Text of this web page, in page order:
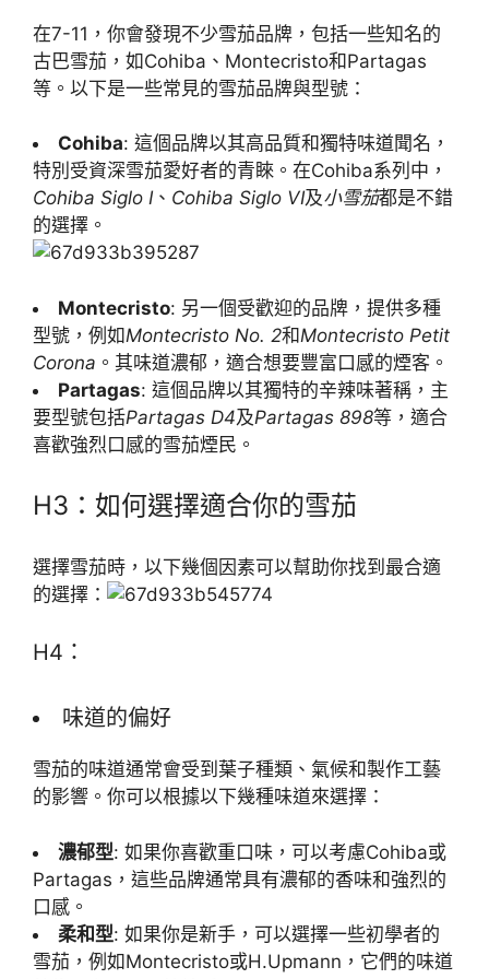
在7-11，你會發現不少雪茄品牌，包括一些知名的
古巴雪茄，如Cohiba、Montecristo和Partagas
等。以下是一些常見的雪茄品牌與型號：
Cohiba: 這個品牌以其高品質和獨特味道聞名，
特別受資深雪茄愛好者的青睞。在Cohiba系列中，
Cohiba Siglo I、 Cohiba Siglo VI及小雪茄都是不錯
的選擇。
Montecristo: 另一個受歡迎的品牌，提供多種
型號，例如Montecristo No. 2和Montecristo Petit
Corona 。其味道濃郁，適合想要豐富口感的煙客。
Partagas: 這個品牌以其獨特的辛辣味著稱，主
要型號包括Partagas D4及Partagas 898等，適合
喜歡強烈口感的雪茄煙民。
H3：如何選擇適合你的雪茄
選擇雪茄時，以下幾個因素可以幫助你找到最合適
的選擇：
H4：
味道的偏好
雪茄的味道通常會受到葉子種類、氣候和製作工藝
的影響。你可以根據以下幾種味道來選擇：
濃郁型: 如果你喜歡重口味，可以考慮Cohiba或
Partagas，這些品牌通常具有濃郁的香味和強烈的
口感。
柔和型: 如果你是新手，可以選擇一些初學者的
雪茄，例如Montecristo或H.Upmann，它們的味道